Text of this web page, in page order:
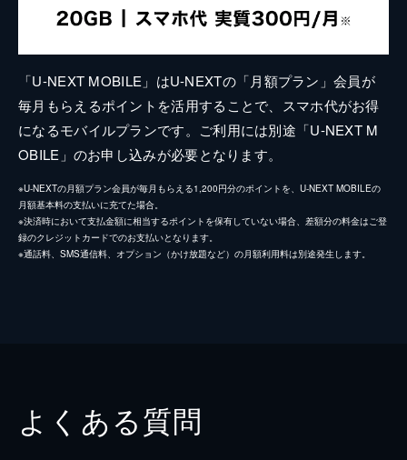
「U-NEXT MOBILE」はU-NEXTの「月額プラン」会員が
毎月もらえるポイントを活用することで、スマホ代がお得
になるモバイルプランです。ご利用には別途「U-NEXT M
OBILE」のお申し込みが必要となります。
※U-NEXTの月額プラン会員が毎月もらえる1,200円分のポイントを、U-NEXT MOBILEの
月額基本料の支払いに充てた場合。
※決済時において支払金額に相当するポイントを保有していない場合、差額分の料金はご登
録のクレジットカードでのお支払いとなります。
※通話料、SMS通信料、オプション（かけ放題など）の月額利用料は別途発生します。
よくある質問